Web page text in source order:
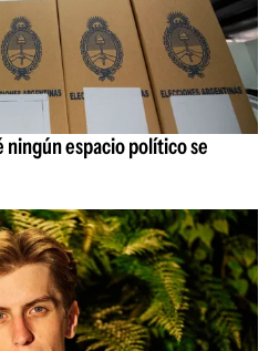
ningún espacio político se